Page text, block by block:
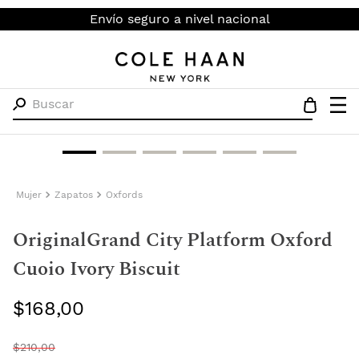
Envío seguro a nivel nacional
Buscar
Mujer Zapatos Oxfords
OriginalGrand City Platform Oxford
Cuoio Ivory Biscuit
$168,00
$210,00